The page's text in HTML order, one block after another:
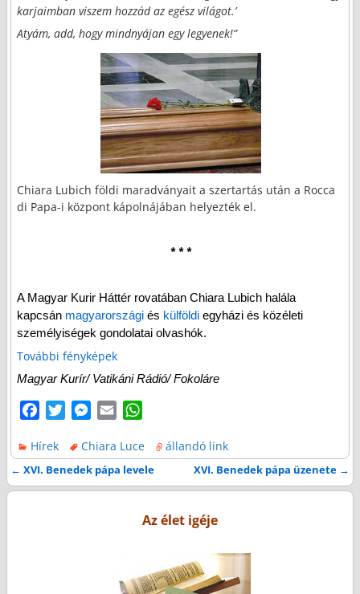
karjaimban viszem hozzád az egész világot.’
Atyám, add, hogy mindnyájan egy legyenek!”
Chiara Lubich földi maradványait a szertartás után a Rocca
di Papa-i központ kápolnájában helyezték el.
* * *
A Magyar Kurir Háttér rovatában Chiara Lubich halála
kapcsán magyarországiés külföldiegyházi és közéleti
személyiségek gondolatai olvashók.
További fényképek
Magyar Kurír/ Vatikáni Rádió/ Fokoláre
c
e
b
t
t
M
s
s
e
a
i
l
a
t
s
p
Hírek Chiara Luce állandó link
Bejegyzés navigáció
← XVI. Benedek pápa levele XVI. Benedek pápa üzenete →
Az élet igéje